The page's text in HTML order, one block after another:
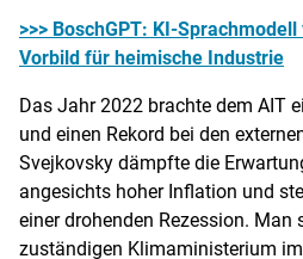
>>> BoschGPT: KI-
Vorbild für heimische Industrie
Das Jahr 2022 brachte dem AIT
und einen Rekord bei den
Svejkovsky dämpfte die
angesichts hoher Inflation und
einer drohenden Rezession. Man
zuständigen Klimaministerium